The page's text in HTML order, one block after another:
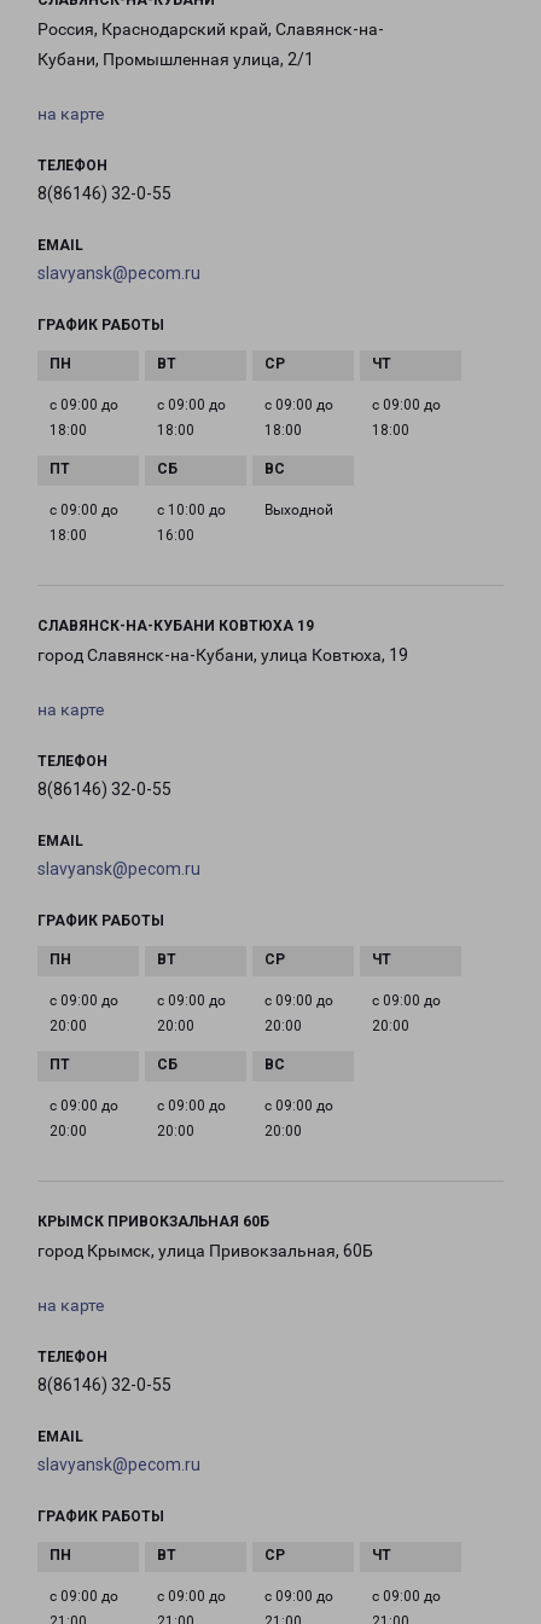
Россия, Краснодарский край, Славянск-на-
Кубани, Промышленная улица, 2/1
на карте
ТЕЛЕФОН
8(86146) 32-0-55
EMAIL
slavyansk@pecom.ru
ГРАФИК РАБОТЫ
с 09:00 до
18:00
с 09:00 до
18:00
с 09:00 до
18:00
с 09:00 до
18:00
с 09:00 до
18:00
с 10:00 до
16:00
Выходной
СЛАВЯНСК-НА-КУБАНИ КОВТЮХА 19
город Славянск-на-Кубани, улица Ковтюха, 19
на карте
ТЕЛЕФОН
8(86146) 32-0-55
EMAIL
slavyansk@pecom.ru
ГРАФИК РАБОТЫ
с 09:00 до
20:00
с 09:00 до
20:00
с 09:00 до
20:00
с 09:00 до
20:00
с 09:00 до
20:00
с 09:00 до
20:00
с 09:00 до
20:00
КРЫМСК ПРИВОКЗАЛЬНАЯ 60Б
город Крымск, улица Привокзальная, 60Б
на карте
ТЕЛЕФОН
8(86146) 32-0-55
EMAIL
slavyansk@pecom.ru
ГРАФИК РАБОТЫ
с 09:00 до
с 09:00 до
с 09:00 до
с 09:00 до